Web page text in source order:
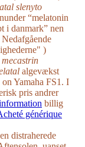
slenyto
“melatonin
i danmark” nen
)
mecastrin
algevækst
Yamaha FS1. I
pris andrer
billig
générique
distraherede